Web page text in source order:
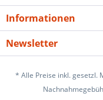
Informationen
Newsletter
* Alle Preise inkl. gesetzl.